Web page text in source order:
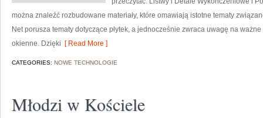
można znaleźć rozbudowane materiały, które omawiają istotne tematy
Net porusza tematy dotyczące płytek, a jednocześnie zwraca uwagę na
okienne. Dzięki [ Read More ]
CATEGORIES: NOWE TECHNOLOGIE
Młodzi w Kościele